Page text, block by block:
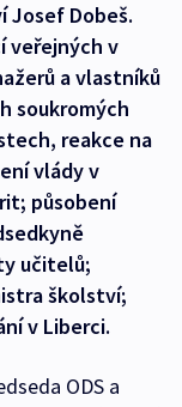
Josef Dobeš.
veřejných v
a vlastníků
soukromých
reakce na
vlády v
působení
učitelů;
školství;
v Liberci.
ODS a